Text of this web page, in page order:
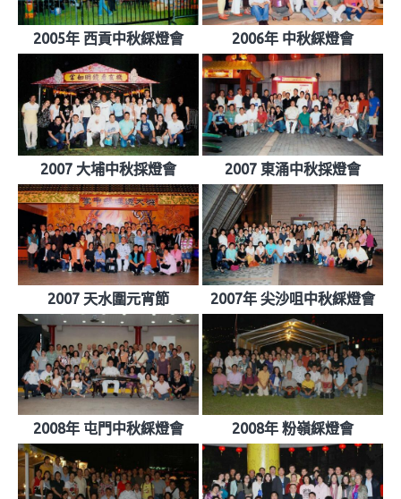
2005年 西貢中秋綵燈會 2006年 中秋綵燈會
2007 大埔中秋採燈會 2007 東涌中秋採燈會
2007 天水圍元宵節 2007年 尖沙咀中秋綵燈會
2008年 屯門中秋綵燈會 2008年 粉嶺綵燈會